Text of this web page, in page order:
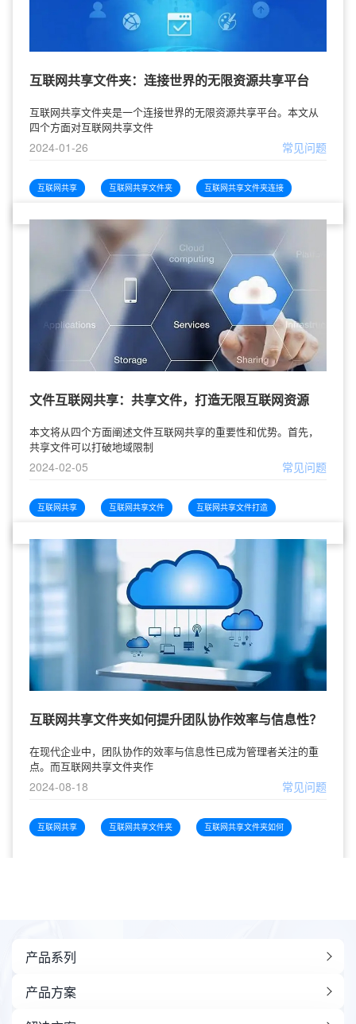
互联网共享文件夹：连接世界的无限资源共享平台
互联网共享文件夹是一个连接世界的无限资源共享平台。本文从
四个方面对互联网共享文件
2024-01-26 常见问题
互联网共享 互联网共享文件夹 互联网共享文件夹连接
文件互联网共享：共享文件，打造无限互联网资源
本文将从四个方面阐述文件互联网共享的重要性和优势。首先，
共享文件可以打破地域限制
2024-02-05 常见问题
互联网共享 互联网共享文件 互联网共享文件打造
互联网共享文件夹如何提升团队协作效率与信息性？
在现代企业中，团队协作的效率与信息性已成为管理者关注的重
点。而互联网共享文件夹作
2024-08-18 常见问题
互联网共享 互联网共享文件夹 互联网共享文件夹如何
产品系列
产品方案